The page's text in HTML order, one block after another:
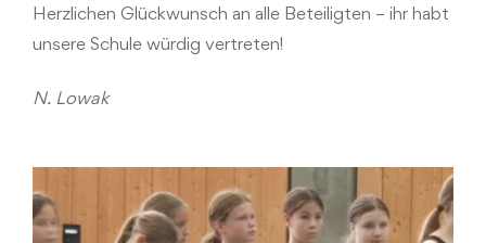
Herzlichen Glückwunsch an alle Beteiligten – ihr habt
unsere Schule würdig vertreten!
N. Lowak